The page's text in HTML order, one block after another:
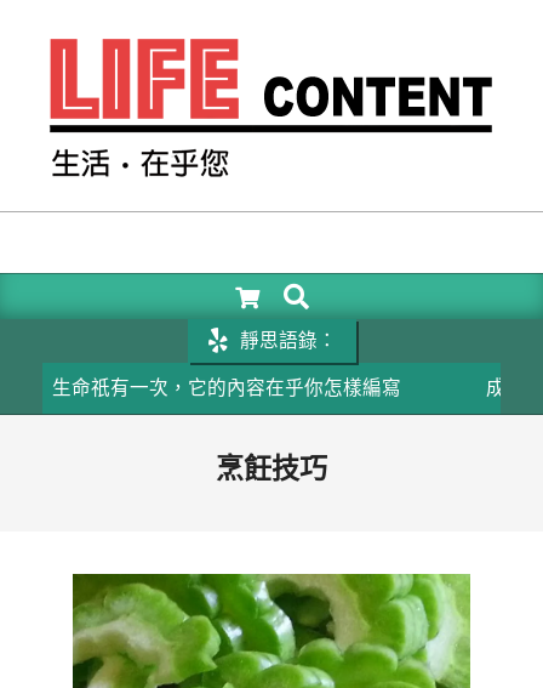
LIFE
SEARCH
靜思語錄：
祇有一次，它的內容在乎你怎樣編寫 成功的關鍵
烹飪技巧